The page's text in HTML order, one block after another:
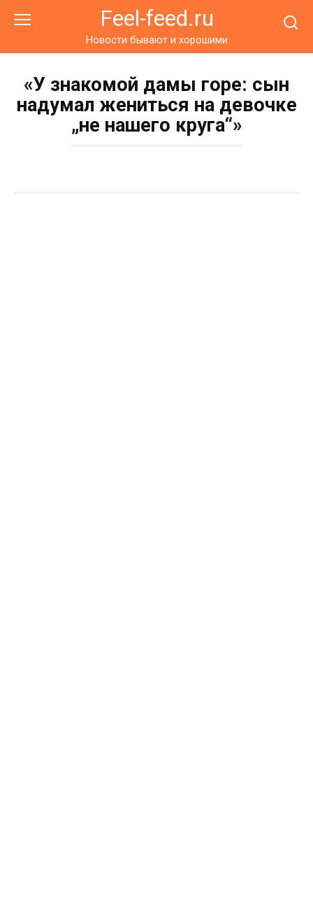
Feel-feed.ru
Новости бывают и хорошими
«У знакомой дамы горе: сын
надумал жениться на девочке
„не нашего круга“»